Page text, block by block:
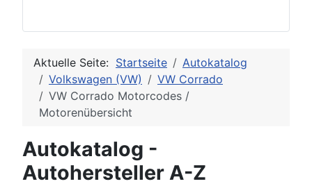
Aktuelle Seite: Startseite
Autokatalog
Volkswagen (VW)
VW Corrado
VW Corrado Motorcodes /
Motorenübersicht
Autokatalog -
Autohersteller A-Z